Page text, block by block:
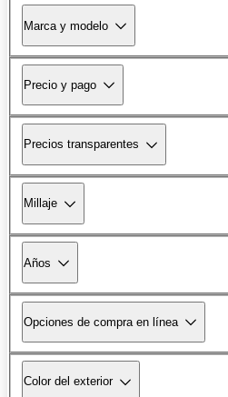
Marca y modelo
Precio y pago
Precios transparentes
Millaje
Años
Opciones de compra en línea
Color del exterior